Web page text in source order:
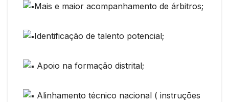
Mais e maior acompanhamento de árbitros;
Identificação de talento potencial;
Apoio na formação distrital;
Alinhamento técnico nacional ( instruções